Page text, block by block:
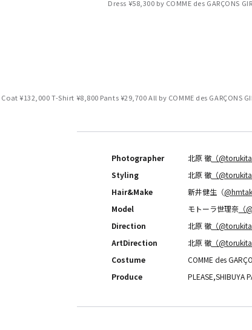
Dress ¥58,300 by COMME des GARÇONS
Coat ¥132,000 T-Shirt ¥8,800 Pants ¥29,700 All by COMME des GARÇONS
Photographer 北原 徹（
Styling
北原 徹（
Hair&Make
新井健生（
Model
モトーラ世理奈（
Direction
北原 徹（
ArtDirection
北原 徹（
Costume
COMME des
Produce
PLEASE,SHIBUYA